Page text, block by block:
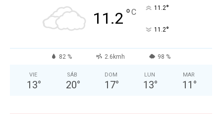
11.2 °C 11.2°
11.2°
82 % 2.6kmh 98 %
VIE
13°
SÁB
20°
DOM
17°
LUN
13°
MAR
11 °